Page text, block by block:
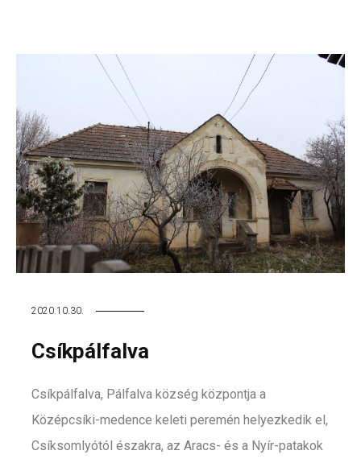
2020.10.30.
Csíkpálfalva
Csíkpálfalva, Pálfalva község központja a
Középcsíki-medence keleti peremén helyezkedik el,
Csíksomlyótól északra, az Aracs- és a Nyír-patakok